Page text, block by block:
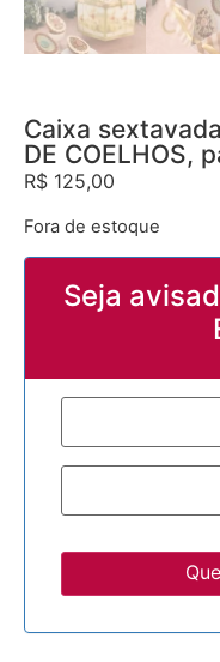
Caixa
DE COELHOS,
R$ 125,00
Fora de estoque
Seja